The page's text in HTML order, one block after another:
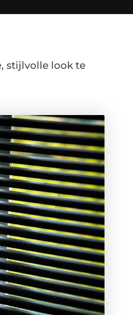
stijlvolle look te